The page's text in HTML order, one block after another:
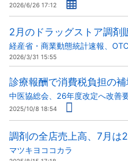
2026/6/26 17:12
2月のドラッグストア調剤
経産省・商業動態統計速報、
2026/3/31 15:55
診療報酬で消費税負担の補
中医協総会、26年度改定へ改善
2025/10/8 18:54
調剤の全店売上高、7月は
マツキヨココカラ